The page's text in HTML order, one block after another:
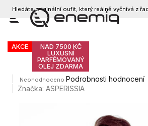
Přejít
Hledáte originální oufit, který reálně vyčnívá z
CZK
Dámské exotické
AKCE
NAD 7500 KČ
LUXUSNÍ
PARFÉMOVANÝ
OLEJ ZDARMA
Průměrné
hodnocení
Neohodnoceno Podrobnosti hodnocení
Značka:ASPERISSIA